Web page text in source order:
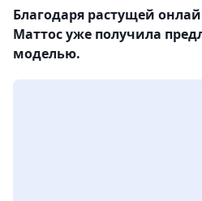
Благодаря растущей
Маттос уже получила
моделью.